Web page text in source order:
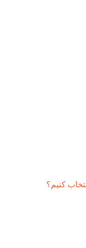
کنیم؟